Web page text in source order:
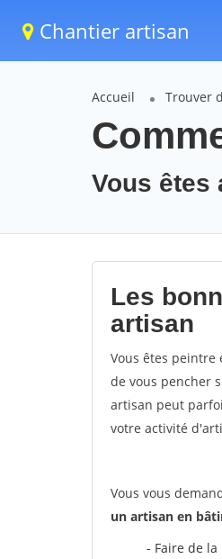
Chantier artisan
Accueil Trouver
Vous êtes
Les
artisan
Vous êtes peintre
de vous pencher
artisan peut
votre activité
Vous vous
un artisan en
- Faire de